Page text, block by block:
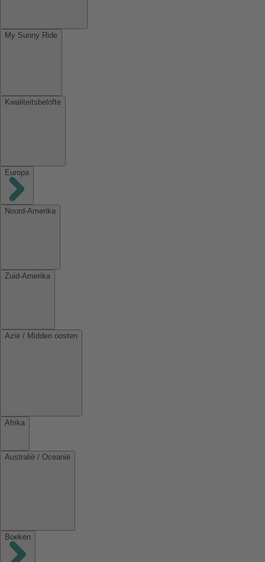
My Sunny Ride
Kwaliteitsbelofte
Europa
Noord-Amerika
Zuid-Amerika
Azië / Midden oosten
Afrika
Australië / Oceanië
Boeken